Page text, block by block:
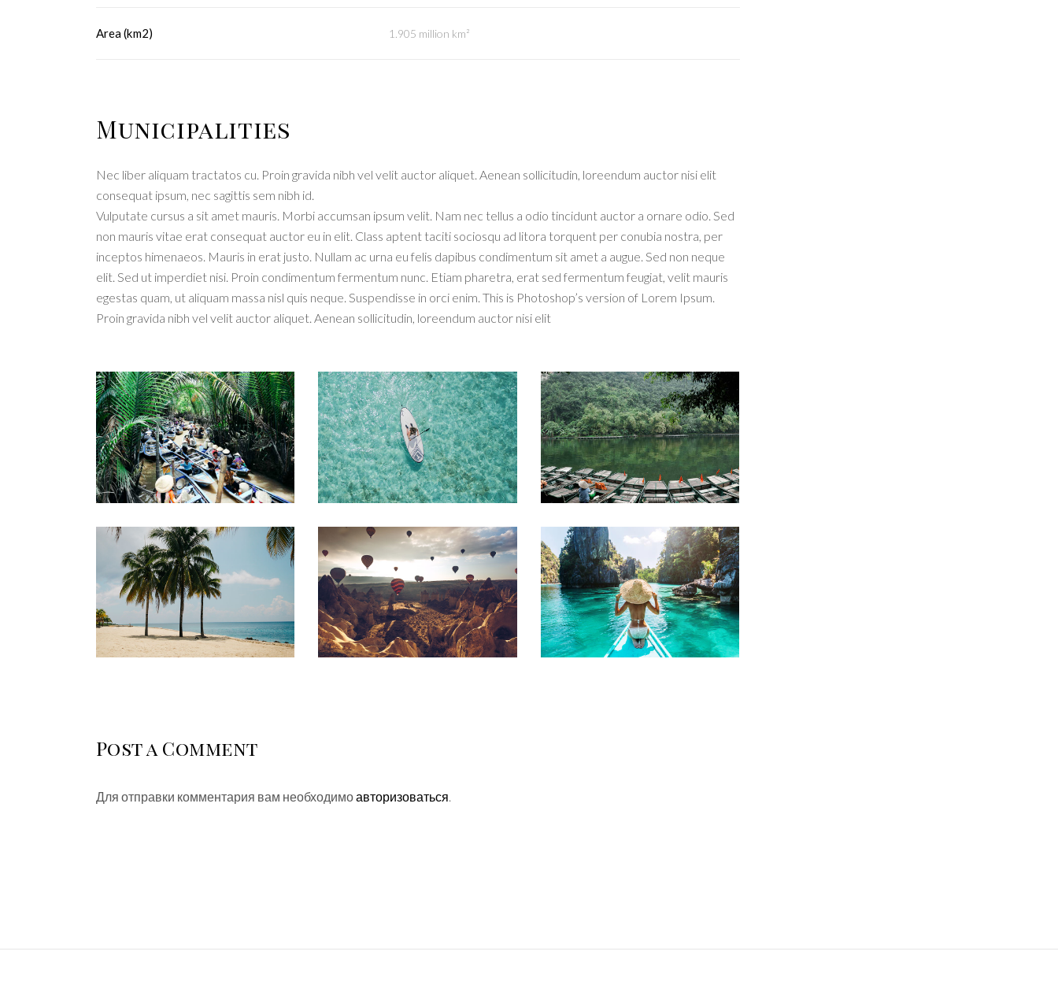
Area (km2) 1.905 million km²
Municipalities
Nec liber aliquam tractatos cu. Proin gravida nibh vel velit auctor aliquet. Aenean sollicitudin, loreendum auctor nisi elit
consequat ipsum, nec sagittis sem nibh id.
Vulputate cursus a sit amet mauris. Morbi accumsan ipsum velit. Nam nec tellus a odio tincidunt auctor a ornare odio. Sed
non mauris vitae erat consequat auctor eu in elit. Class aptent taciti sociosqu ad litora torquent per conubia nostra, per
inceptos himenaeos. Mauris in erat justo. Nullam ac urna eu felis dapibus condimentum sit amet a augue. Sed non neque
elit. Sed ut imperdiet nisi. Proin condimentum fermentum nunc. Etiam pharetra, erat sed fermentum feugiat, velit mauris
egestas quam, ut aliquam massa nisl quis neque. Suspendisse in orci enim. This is Photoshop’s version of Lorem Ipsum.
Proin gravida nibh vel velit auctor aliquet. Aenean sollicitudin, loreendum auctor nisi elit
Post a Comment
Для отправки комментария вам необходимоавторизоваться.